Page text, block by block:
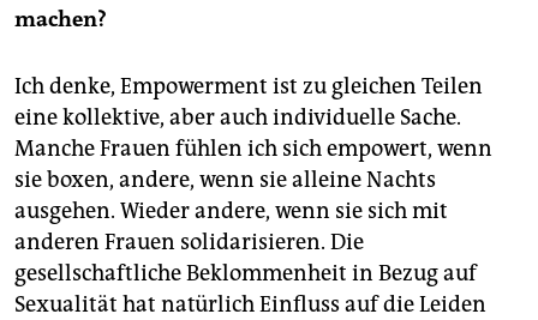
machen?
Ich denke, Empowerment ist zu gleichen Teilen
eine kollektive, aber auch individuelle Sache.
Manche Frauen fühlen ich sich empowert, wenn
sie boxen, andere, wenn sie alleine Nachts
ausgehen. Wieder andere, wenn sie sich mit
anderen Frauen solidarisieren. Die
gesellschaftliche Beklommenheit in Bezug auf
Sexualität hat natürlich Einfluss auf die Leiden